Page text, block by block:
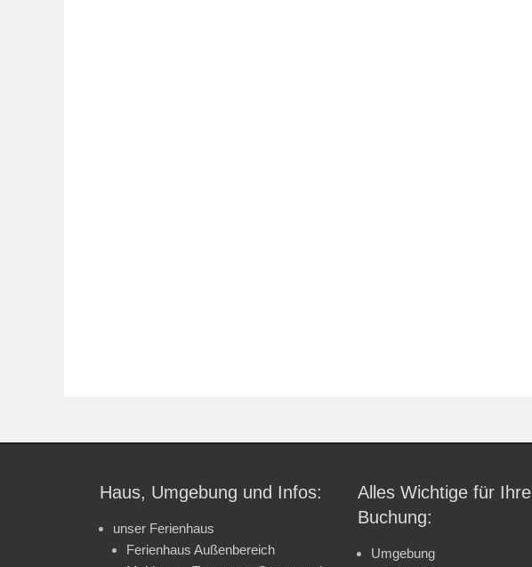
Haus, Umgebung und Infos:
unser Ferienhaus
Ferienhaus Außenbereich
Alles Wichtige für Ihre
Buchung:
Umgebung